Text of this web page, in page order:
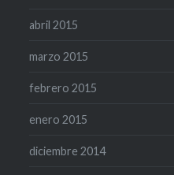
abril 2015
marzo 2015
febrero 2015
enero 2015
diciembre 2014